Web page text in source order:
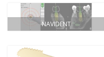
NAVIDENT